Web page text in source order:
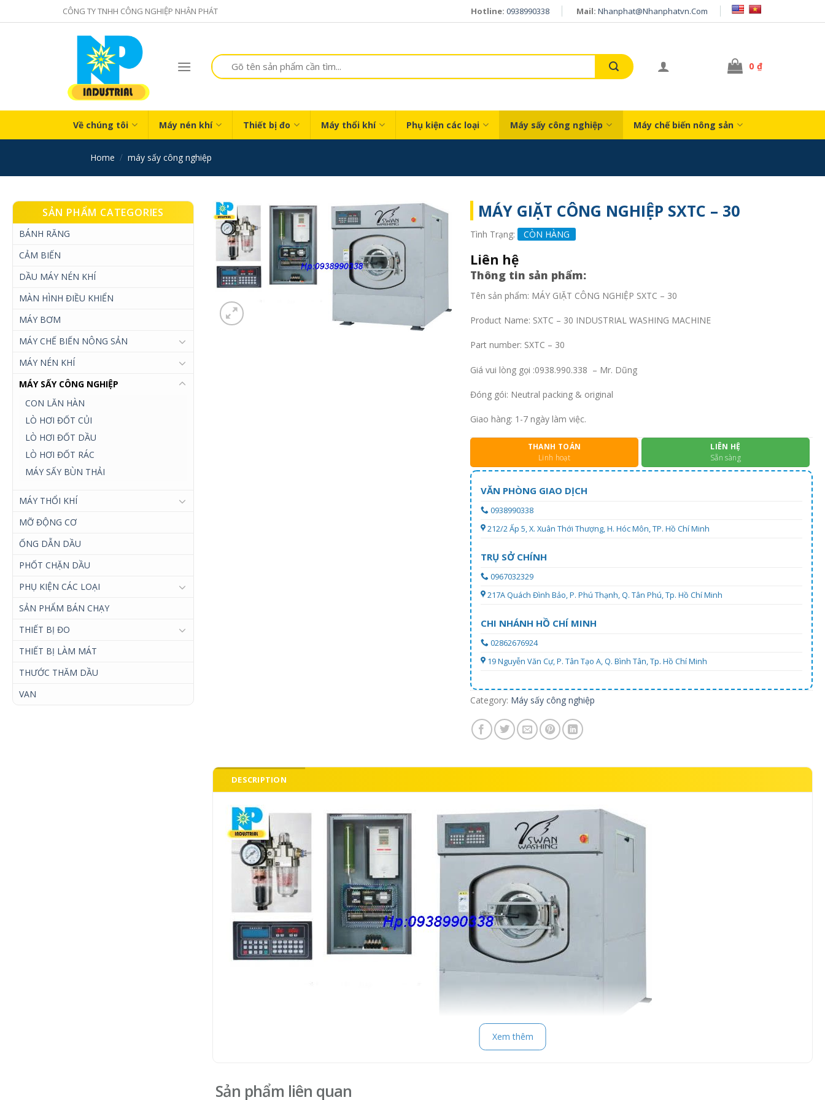
to
CÔNG TY TNHH CÔNG NGHIỆP NHÂN PHÁT Hotline: 0938990338 Mail: Nhanphat@nhanphatvn.com
Search
for:
0 ₫
Về chúng tôi Máy nén khí Thiết bị đo Máy thổi khí Phụ kiện các loại Máy sấy công nghiệp Máy chế biến nông sản
home / máy sấy công nghiệp
SẢN PHẨM CATEGORIES
BÁNH RĂNG
CẢM BIẾN
DẦU MÁY NÉN KHÍ
MÀN HÌNH ĐIỀU KHIỂN
MÁY BƠM
MÁY CHẾ BIẾN NÔNG SẢN
MÁY NÉN KHÍ
MÁY SẤY CÔNG NGHIỆP
CON LĂN HÀN
LÒ HƠI ĐỐT CỦI
LÒ HƠI ĐỐT DẦU
LÒ HƠI ĐỐT RÁC
MÁY SẤY BÙN THẢI
MÁY THỔI KHÍ
MỠ ĐỘNG CƠ
ỐNG DẪN DẦU
PHỐT CHẶN DẦU
PHỤ KIỆN CÁC LOẠI
SẢN PHẨM BÁN CHẠY
THIẾT BỊ ĐO
THIẾT BỊ LÀM MÁT
THƯỚC THĂM DẦU
VAN
MÁY GIẶT CÔNG NGHIỆP SXTC – 30
Tình Trạng: CÒN HÀNG
Liên hệ
Thông tin sản phẩm:
Tên sản phẩm: MÁY GIẶT CÔNG NGHIỆP SXTC – 30
Product Name: SXTC – 30 INDUSTRIAL WASHING MACHINE
Part number: SXTC – 30
Giá vui lòng gọi :0938.990.338 – Mr. Dũng
Đóng gói: Neutral packing & original
Giao hàng: 1-7 ngày làm việc.
THANH TOÁN
Linh hoạt
LIÊN HỆ
Sẵn sàng
VĂN PHÒNG GIAO DỊCH
0938990338
212/2 Ấp 5, X. Xuân Thới Thượng, H. Hóc Môn, TP. Hồ Chí Minh
TRỤ SỞ CHÍNH
0967032329
217A Quách Đình Bảo, P. Phú Thạnh, Q. Tân Phú, Tp. Hồ Chí Minh
CHI NHÁNH HỒ CHÍ MINH
02862676924
19 Nguyễn Văn Cự, P. Tân Tạo A, Q. Bình Tân, Tp. Hồ Chí Minh
Category: Máy sấy công nghiệp
DESCRIPTION
Xem thêm
Sản phẩm liên quan